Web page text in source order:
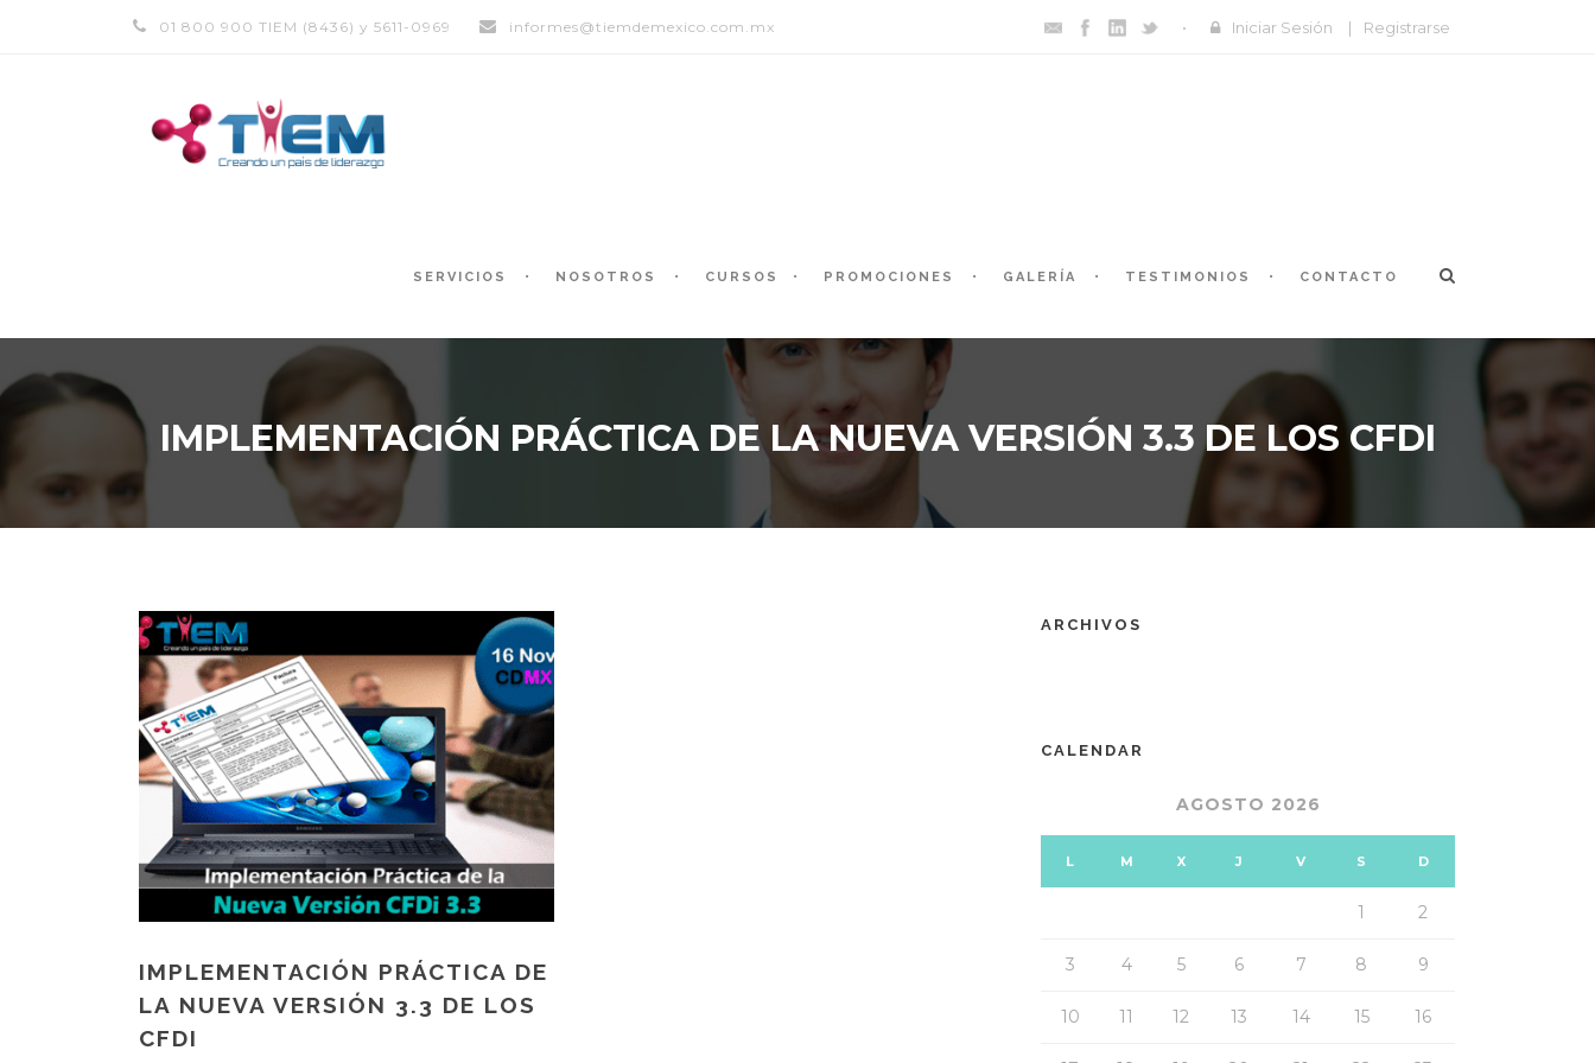
01 800 900 TIEM (8436) y 5611-0969 informes@tiemdemexico.com.mx Iniciar Sesión | Registrarse
SERVICIOS NOSOTROS CURSOS PROMOCIONES GALERÍA TESTIMONIOS CONTACTO
IMPLEMENTACIÓN PRÁCTICA DE LA NUEVA VERSIÓN 3.3 DE LOS CFDI
IMPLEMENTACIÓN PRÁCTICA DE
LA NUEVA VERSIÓN 3.3 DE LOS
CFDI
ARCHIVOS
CALENDAR
AGOSTO 2026
L M X J V S D
1 2
3 4 5 6 7 8 9
10 11 12 13 14 15 16